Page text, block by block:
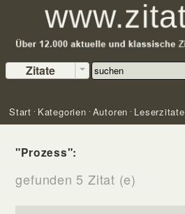
Zitate
Start Kategorien Autoren Leserzitate
"Prozess":
gefunden 5 Zitat (e)